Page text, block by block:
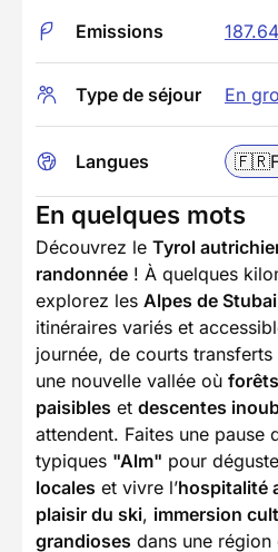
Emissions
Type de séjour En
Langues 🇫🇷
En quelques mots
Découvrez le Tyrol
randonnée ! À quelques
explorez les Alpes de Stubai
itinéraires variés et
journée, de courts
une nouvelle vallée où
paisibles et descentes
attendent. Faites une pause
typiques "Alm" pour
locales et vivre l’hospitalité
plaisir du ski, immersion
grandioses dans une région